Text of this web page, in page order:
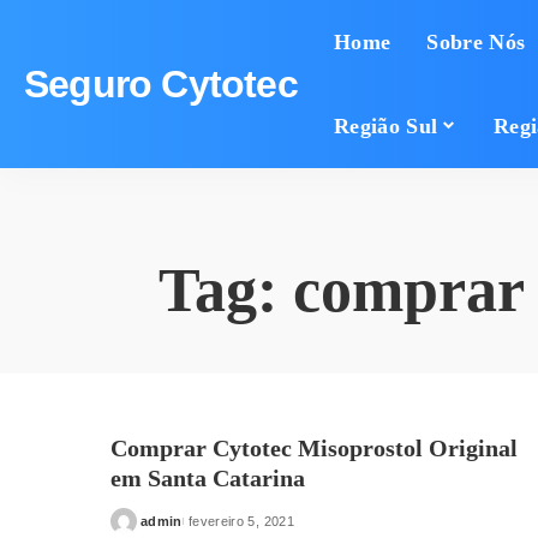
Seguro Cytotec
Home Sobre Nós
Região Sul
Tag: comprar
Comprar Cytotec Misoprostol Original
em Santa Catarina
Posted
admin fevereiro 5, 2021